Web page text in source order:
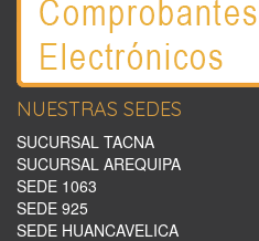
NUESTRAS SEDES
SUCURSAL TACNA
SUCURSAL AREQUIPA
SEDE 1063
SEDE 925
SEDE HUANCAVELICA